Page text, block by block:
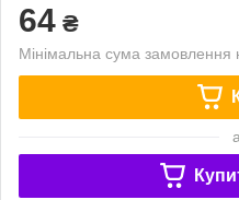
64 ₴
Мінімальна сума замовлення